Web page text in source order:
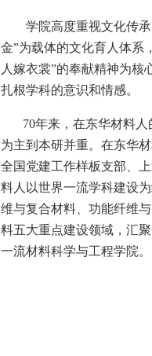
学院高度重视文化传承
金”为载体的文化育人体系
人嫁衣裳”的奉献精神为核
扎根学科的意识和情感。
70年来，在东华材料
为主到本研并重。在东华
全国党建工作样板支部、
料人以世界一流学科建设
维与复合材料、功能纤维
料五大重点建设领域，汇
一流材料科学与工程学院。